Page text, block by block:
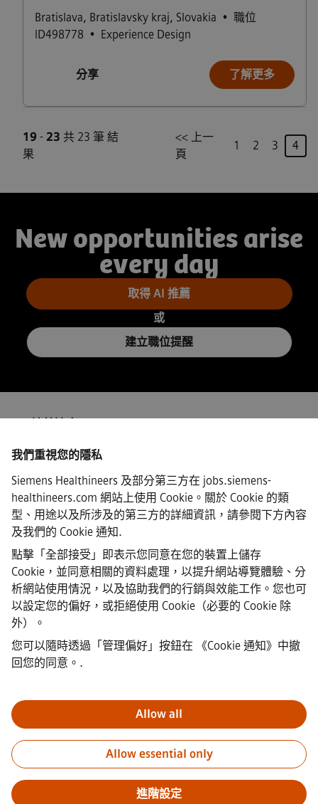
我們重視您的隱私
Siemens Healthineers 及部分第三方在 jobs.siemens-
healthineers.com 網站上使用 Cookie。關於 Cookie 的類
型、用途以及所涉及的第三方的詳細資訊，請參閱下方內容
及我們的 Cookie 通知.
點擊「全部接受」即表示您同意在您的裝置上儲存
Cookie，並同意相關的資料處理，以提升網站導覽體驗、分
析網站使用情況，以及協助我們的行銷與效能工作。您也可
以設定您的偏好，或拒絕使用 Cookie（必要的 Cookie 除
外）。
您可以隨時透過「管理偏好」按鈕在
《Cookie 通知》中撤
回您的同意。 .
Allow all
Allow essential only
進階設定
Bratislava, Bratislavsky kraj, Slovakia • 職位
ID498778 • Experience Design
分享 了解更多
19 - 23 共 23 筆 結
果
<< 上一
頁
1 2 3 頁
4
New opportunities arise
every day
取得 AI 推薦
或
建立職位提醒
Siemens Healthineers AG © 2026·
常見問題
公司資訊
·
隱私權聲明
·
Cookie 聲明連結
·
前、申請中及申請後）均不會收取任何費用。我們不會要求提供銀
行帳戶資料或個人財務資訊作為錄用保證。同時，請勿打開任何看
似來自西門子招募人員的電子郵件附件，除非您確信該聯絡來自我